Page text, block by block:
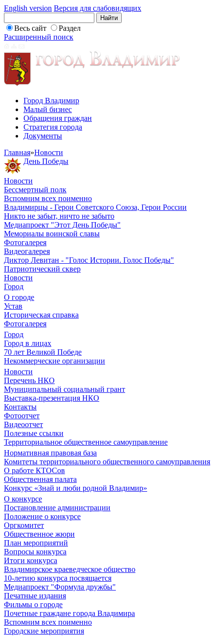
English version Версия для слабовидящих
Весь сайт
Раздел
Расширенный поиск
Город Владимир
Малый бизнес
Обращения граждан
Стратегия города
Документы
Главная»Новости
День Победы
Новости
Бессмертный полк
Вспомним всех поименно
Владимирцы - Герои Советского Союза, Герои России
Никто не забыт, ничто не забыто
Медиапроект "Этот День Победы"
Мемориалы воинской славы
Фотогалерея
Видеогалерея
Диктор Левитан - "Голос Истории. Голос Победы"
Патриотический сквер
Новости
Город
О городе
Устав
Историческая справка
Фотогалерея
Город
Город в лицах
70 лет Великой Победе
Некоммерческие организации
Новости
Перечень НКО
Муниципальный социальный грант
Выставка-презентация НКО
Контакты
Фотоотчет
Видеоотчет
Полезные ссылки
Территориальное общественное самоуправление
Нормативная правовая база
Комитеты территориального общественного самоуправления
О работе КТОСов
Общественная палата
Конкурс «Знай и люби родной Владимир»
О конкурсе
Постановление администрации
Положение о конкурсе
Оргкомитет
Общественное жюри
План мероприятий
Вопросы конкурса
Итоги конкурса
Владимирское краеведческое общество
10-летию конкурса посвящается
Медиапроект "Формула дружбы"
Печатные издания
Фильмы о городе
Почетные граждане города Владимира
Вспомним всех поименно
Городские мероприятия